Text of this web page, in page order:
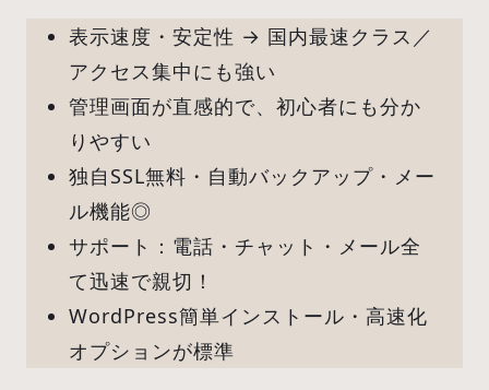
表示速度・安定性 → 国内最速クラス／
アクセス集中にも強い
管理画面が直感的で、初心者にも分か
りやすい
独自SSL無料・自動バックアップ・メー
ル機能◎
サポート：電話・チャット・メール全
て迅速で親切！
WordPress簡単インストール・高速化
オプションが標準